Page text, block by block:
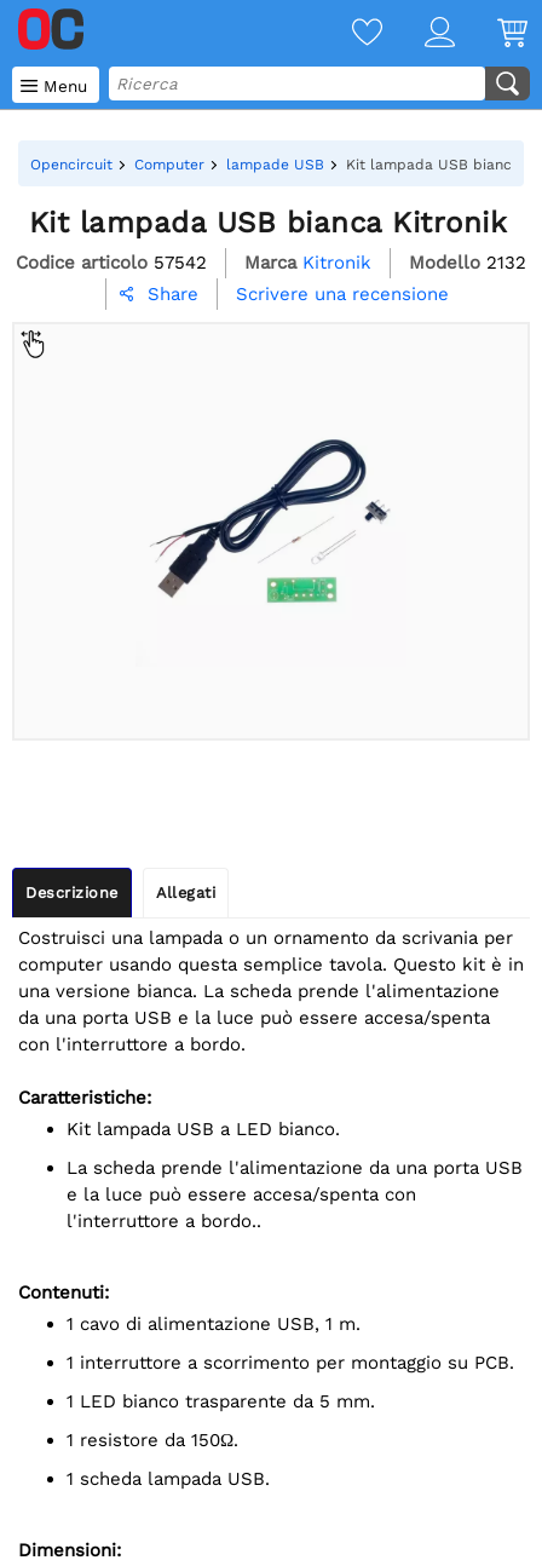
 Menu
Opencircuit Computer lampade USB Kit lampada USB bianca
Kit lampada USB bianca Kitronik
Codice articolo 57542 Marca Kitronik Modello 2132
 Share Scrivere una recensione
Descrizione Allegati
Costruisci una lampada o un ornamento da scrivania per
computer usando questa semplice tavola. Questo kit è in
una versione bianca. La scheda prende l'alimentazione
da una porta USB e la luce può essere accesa/spenta
con l'interruttore a bordo.
Caratteristiche:
Kit lampada USB a LED bianco.
La scheda prende l'alimentazione da una porta USB
e la luce può essere accesa/spenta con
l'interruttore a bordo..
Contenuti:
1 cavo di alimentazione USB, 1 m.
1 interruttore a scorrimento per montaggio su PCB.
1 LED bianco trasparente da 5 mm.
1 resistore da 150Ω.
1 scheda lampada USB.
Dimensioni: